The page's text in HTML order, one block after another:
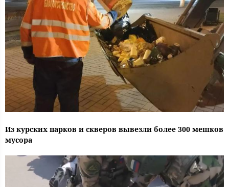
Из курских парков и скверов вывезли более 300 мешков
мусора